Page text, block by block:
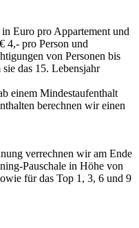
Euro pro Appartement und
4,- pro Person und
von Personen bis
das 15. Lebensjahr
einem Mindestaufenthalt
berechnen wir einen
verrechnen wir am Ende
Pauschale in Höhe von
für das Top 1, 3, 6 und 9